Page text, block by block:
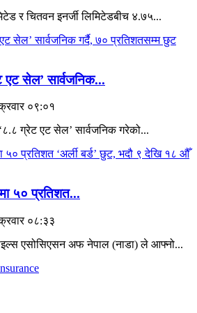
र चितवन इनर्जी लिमिटेडबीच ४.७५...
सेल’ सार्वजनिक...
०९:०१
ग्रेट एट सेल’ सार्वजनिक गरेको...
५० प्रतिशत...
०८:३३
एसोसिएसन अफ नेपाल (नाडा) ले आफ्नो...